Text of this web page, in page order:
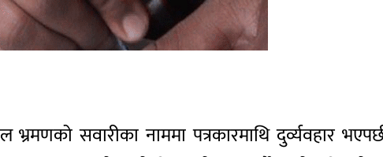
भ्रमणको सवारीका नाममा पत्रकारमाथि दुर्व्यवहार